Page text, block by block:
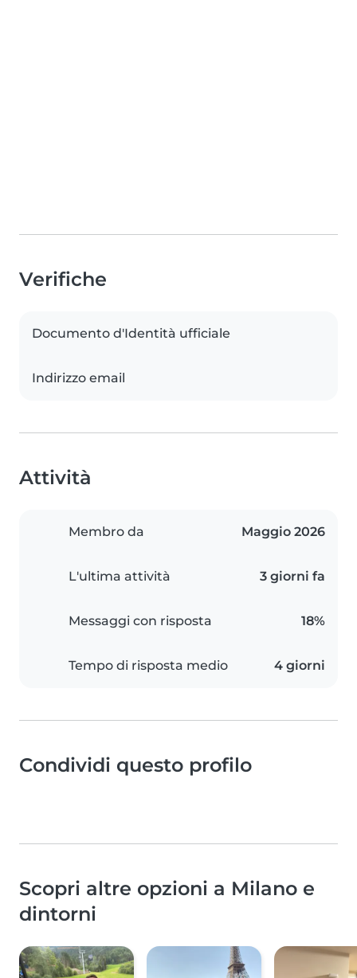
Verifiche
Documento d'Identità ufficiale
Indirizzo email
Attività
Membro da Maggio 2026
L'ultima attività 3 giorni fa
Messaggi con risposta 18%
Tempo di risposta medio 4 giorni
Condividi questo profilo
Scopri altre opzioni a Milano e
dintorni